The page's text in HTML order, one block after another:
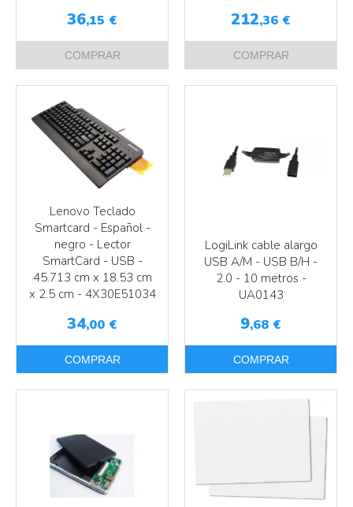
36,15 €
COMPRAR
212,36 €
COMPRAR
Lenovo Teclado
Smartcard - Español -
negro - Lector
SmartCard - USB -
45.713 cm x 18.53 cm
x 2.5 cm - 4X30E51034
34,00 €
COMPRAR
LogiLink cable alargo
USB A/M - USB B/H -
2.0 - 10 metros -
UA0143
9,68 €
COMPRAR
Más info